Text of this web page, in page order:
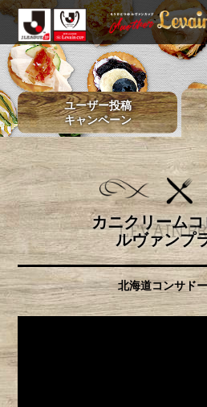
ユーザー投稿
キャンペーン
LEVAIN
カニクリーム
ルヴァンプ
北海道コンサド